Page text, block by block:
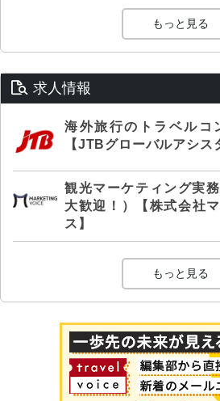
もっと見る
求人情報
海外旅行のトラベルコ
【JTBグローバルアシス
観光マーケティング実
大歓迎！）【株式会社
ス】
もっと見る